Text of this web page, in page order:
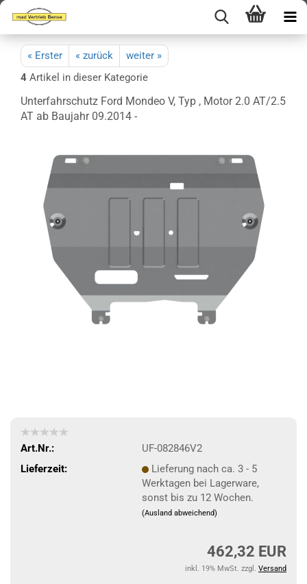
« Erster « zurück
weiter »
4 Artikel in dieser Kategorie
Unterfahrschutz Ford Mondeo V, Typ , Motor 2.0 AT/2.5
AT ab Baujahr 09.2014 -
Art.Nr.:
UF-082846V2
Lieferzeit:
Lieferung nach ca. 3 - 5
Werktagen bei Lagerware,
sonst bis zu 12 Wochen.
(Ausland abweichend)
462,32 EUR
inkl. 19% MwSt. zzgl. Versand